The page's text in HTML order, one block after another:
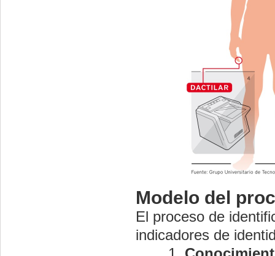
Modelo del
El proceso de
indicadores de